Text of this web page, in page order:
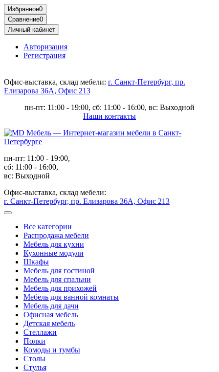
Избранное0
Сравнение0
Личный кабинет
Авторизация
Регистрация
Офис-выставка, склад мебели: г. Санкт-Петербург, пр.
Елизарова 36А, Офис 213
пн-пт: 11:00 - 19:00, сб: 11:00 - 16:00, вс: Выходной
Наши контакты
пн-пт: 11:00 - 19:00,
сб: 11:00 - 16:00,
вс: Выходной
Офис-выставка, склад мебели:
г. Санкт-Петербург, пр. Елизарова 36А, Офис 213
Все категории
Распродажа мебели
Мебель для кухни
Кухонные модули
Шкафы
Мебель для гостиной
Мебель для спальни
Мебель для прихожей
Мебель для ванной комнаты
Мебель для дачи
Офисная мебель
Детская мебель
Стеллажи
Полки
Комоды и тумбы
Столы
Стулья